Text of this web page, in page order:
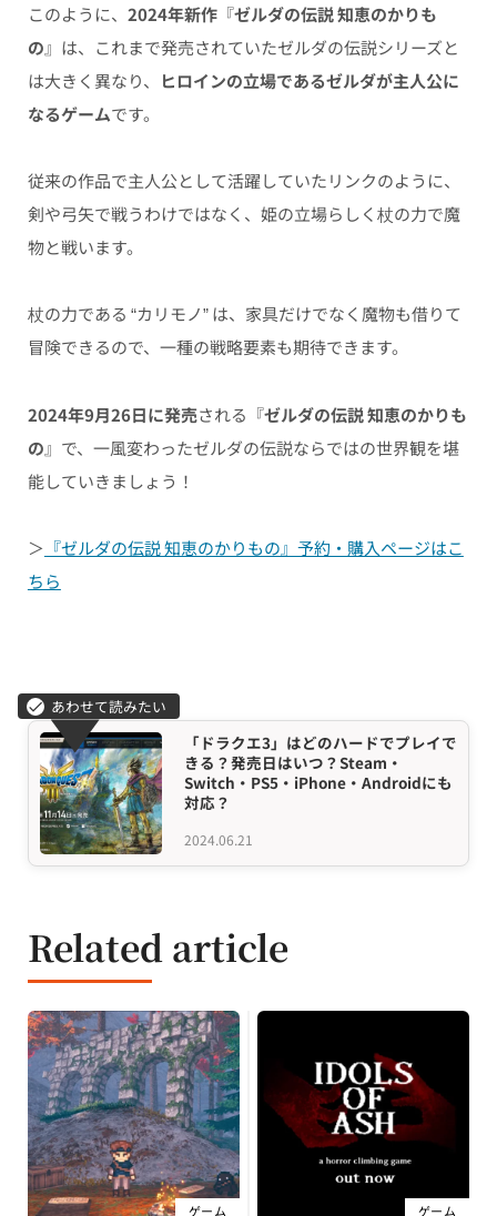
このように、 2024年新作『ゼルダの伝説 知恵のかりも
の』は、これまで発売されていたゼルダの伝説シリーズと
は大きく異なり、
ヒロインの立場であるゼルダが主人公に
なるゲームです。
従来の作品で主人公として活躍していたリンクのように、
剣や弓矢で戦うわけではなく、姫の立場らしく杖の力で魔
物と戦います。
杖の力である “カリモノ” は、家具だけでなく魔物も借りて
冒険できるので、一種の戦略要素も期待できます。
2024年9月26日に発売される『ゼルダの伝説 知恵のかりも
の』で、一風変わったゼルダの伝説ならではの世界観を堪
能していきましょう！
＞ 『ゼルダの伝説 知恵のかりもの』予約・購入ページはこ
ちら
2024.06.21
「ドラクエ3」はどのハードでプレイで
きる？発売日はいつ？Steam・
Switch・PS5・iPhone・Androidにも
対応？
Related article
ゲーム ゲーム